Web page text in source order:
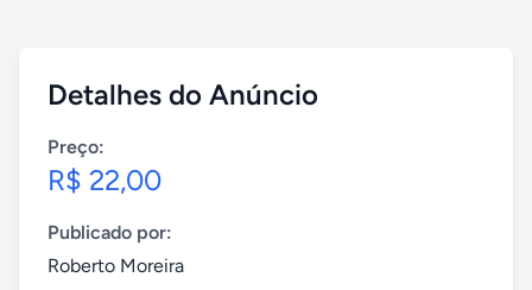
Detalhes do Anúncio
Preço:
R$ 22,00
Publicado por:
Roberto Moreira